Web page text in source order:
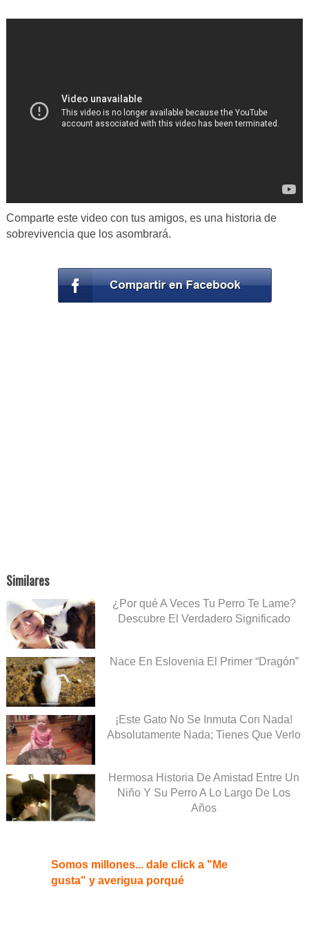
Comparte este video con tus amigos, es una historia de
sobrevivencia que los asombrará.
Similares
¿Por qué A Veces Tu Perro Te Lame?
Descubre El Verdadero Significado
Nace En Eslovenia El Primer “Dragón”
¡Este Gato No Se Inmuta Con Nada!
Absolutamente Nada; Tienes Que Verlo
Hermosa Historia De Amistad Entre Un
Niño Y Su Perro A Lo Largo De Los
Años
Somos millones... dale click a "Me
gusta" y averigua porqué